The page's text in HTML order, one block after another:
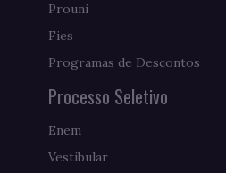
Prouni
Fies
Programas de Descontos
Processo Seletivo
Enem
Vestibular